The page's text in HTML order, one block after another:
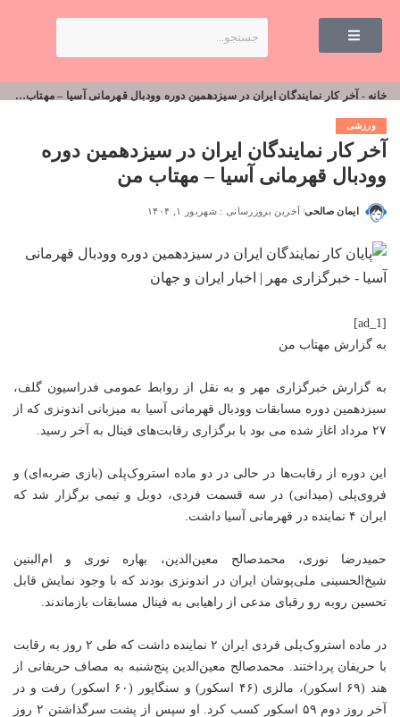
خانه - آخر کار نمایندگان ایران در سیزدهمین دوره وودبال قهرمانی آسیا – مهتاب من
ورزشی
آخر کار نمایندگان ایران در سیزدهمین دوره
وودبال قهرمانی آسیا – مهتاب من
ایمان صالحی آخرین بروزرسانی : شهریور ۱, ۱۴۰۴
[ad_1]
به گزارش مهتاب من
به گزارش خبرگزاری مهر و به نقل از روابط عمومی فدراسیون گلف،
سیزدهمین دوره مسابقات وودبال قهرمانی آسیا به میزبانی اندونزی که از
۲۷ مرداد اغاز شده می بود با برگزاری رقابت‌های فینال به آخر رسید.
این دوره از رقابت‌ها در حالی در دو ماده استروک‌پلی (بازی ضربه‌ای) و
فروی‌پلی (میدانی) در سه قسمت فردی، دوبل و تیمی برگزار شد که
ایران ۴ نماینده در قهرمانی آسیا داشت.
حمیدرضا نوری، محمدصالح معین‌الدین، بهاره نوری و ام‌البنین
شیخ‌الحسینی ملی‌پوشان ایران در اندونزی بودند که با وجود نمایش قابل
تحسین روبه رو رقبای مدعی از راهیابی به فینال مسابقات بازماندند.
در ماده استروک‌پلی فردی ایران ۲ نماینده داشت که طی ۲ روز به رقابت
با حریفان پرداختند. محمدصالح معین‌الدین پنج‌شنبه به مصاف حریفانی از
هند (۶۹ اسکور)، مالزی (۴۶ اسکور) و سنگاپور (۶۰ اسکور) رفت و در
آخر روز دوم ۵۹ اسکور کسب کرد. او سپس از پشت سرگذاشتن ۲ روز